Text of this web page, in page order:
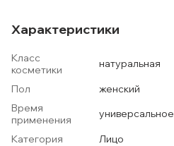
Характеристики
Класс
косметики
натуральная
Пол
женский
Время
применения
универсальное
Категория
Лицо